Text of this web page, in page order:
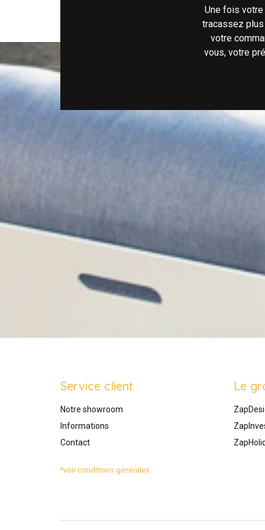
Une fois
tracassez
votre
vous, votre
Service client
Notre showroom
Informations
Contact
Le
*voir conditions générales